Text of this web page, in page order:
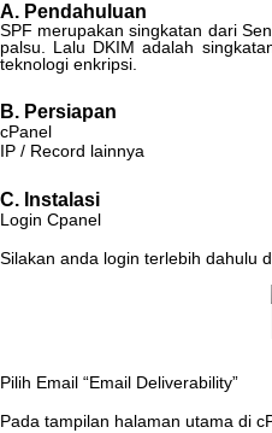
A. Pendahuluan
SPF merupakan singkatan dari
palsu
Lalu DKIM adalah
teknologi enkripsi
B. Persiapan
cPanel
IP / Record lainnya
C. Instalasi
Login Cpanel
Silakan anda login terlebih dahulu
Pilih Email “Email Deliverability”
Pada tampilan halaman utama di